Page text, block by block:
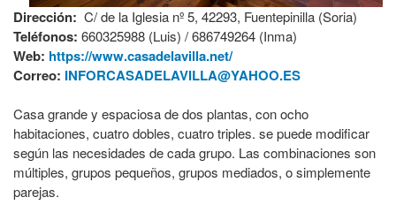
Dirección: C/ de la Iglesia nº 5, 42293, Fuentepinilla (Soria)
Teléfonos: 660325988 (Luis) / 686749264 (Inma)
Web: https://www.casadelavilla.net/
Correo: INFORCASADELAVILLA@YAHOO.ES
Casa grande y espaciosa de dos plantas, con ocho
habitaciones, cuatro dobles, cuatro triples. se puede modificar
según las necesidades de cada grupo. Las combinaciones son
múltiples, grupos pequeños, grupos mediados, o simplemente
parejas.